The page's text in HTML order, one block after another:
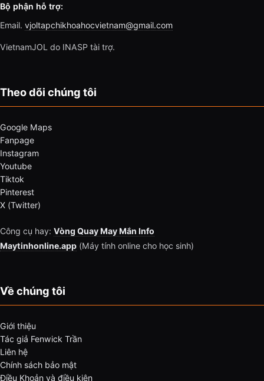
Bộ phận hỗ trợ:
Email. vjoltapchikhoahocvietnam@gmail.com
VietnamJOL do INASP tài trợ.
Theo dõi chúng tôi
Google Maps
Fanpage
Instagram
Youtube
Tiktok
Pinterest
X (Twitter)
Công cụ hay: Vòng Quay May Mắn Info
Maytinhonline.app (Máy tính online cho học sinh)
Về chúng tôi
Giới thiệu
Tác giả Fenwick Trần
Liên hệ
Chính sách bảo mật
Điều Khoản và điều kiện